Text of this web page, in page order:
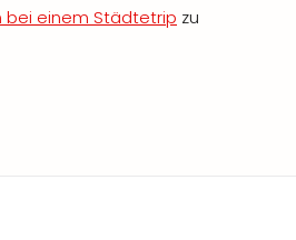
bei einem Städtetrip zu